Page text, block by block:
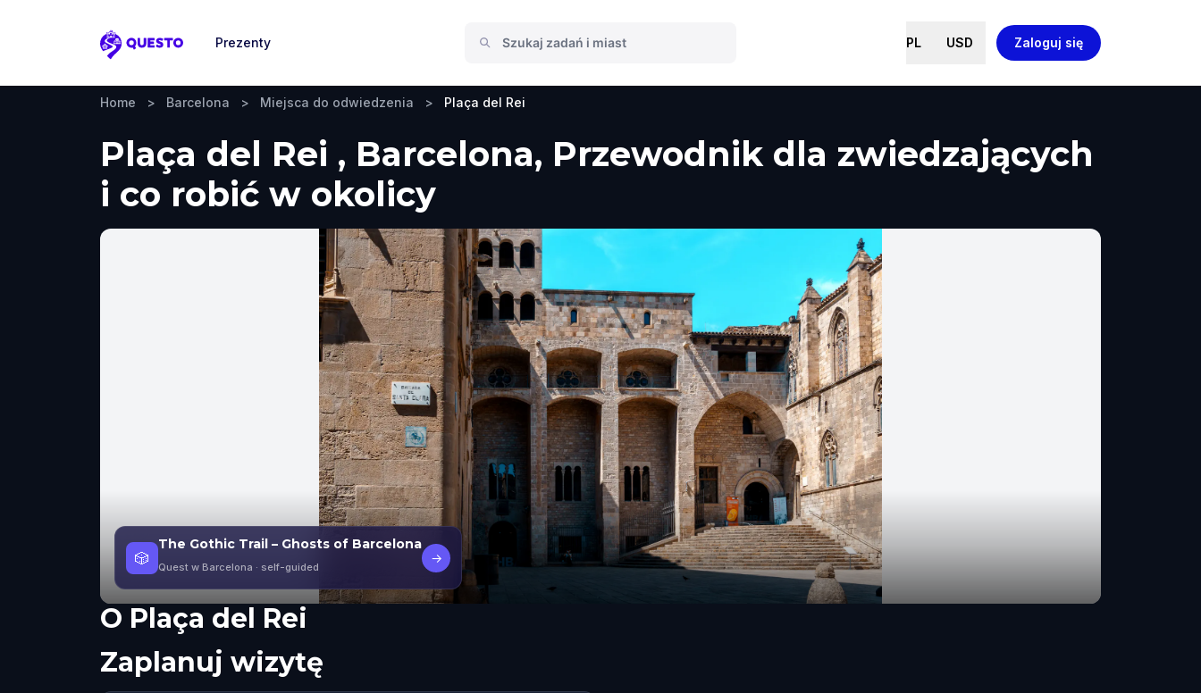
Questo
Prezenty PL USD Zaloguj się
Home > Barcelona > Miejsca do odwiedzenia > Plaça del Rei
Plaça del Rei , Barcelona, Przewodnik dla zwiedzających
i co robić w okolicy
🎲
The Gothic Trail – Ghosts of Barcelona
Quest w Barcelona · self-guided
→
O Plaça del Rei
Zaplanuj wizytę